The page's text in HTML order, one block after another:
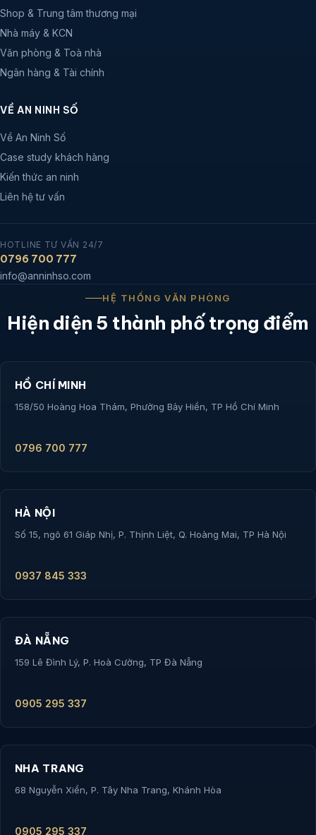
Shop & Trung tâm thương mại
Nhà máy & KCN
Văn phòng & Toà nhà
Ngân hàng & Tài chính
VỀ AN NINH SỐ
Về An Ninh Số
Case study khách hàng
Kiến thức an ninh
Liên hệ tư vấn
HOTLINE TƯ VẤN 24/7
0796 700 777
info@anninhso.com
HỆ THỐNG VĂN PHÒNG
Hiện diện 5 thành phố trọng điểm
HỒ CHÍ MINH
158/50 Hoàng Hoa Thám, Phường Bảy Hiền, TP Hồ Chí Minh
0796 700 777
HÀ NỘI
Số 15, ngõ 61 Giáp Nhị, P. Thịnh Liệt, Q. Hoàng Mai, TP Hà Nội
0937 845 333
ĐÀ NẴNG
159 Lê Đình Lý, P. Hoà Cường, TP Đà Nẵng
0905 295 337
NHA TRANG
68 Nguyễn Xiển, P. Tây Nha Trang, Khánh Hòa
0905 295 337